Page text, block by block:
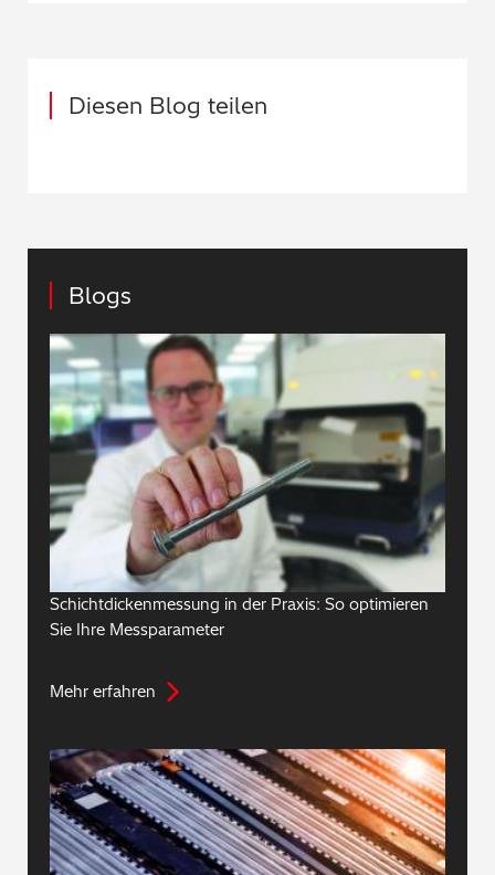
Diesen Blog teilen
Blogs
Schichtdickenmessung in der Praxis: So optimieren
Sie Ihre Messparameter
Mehr erfahren